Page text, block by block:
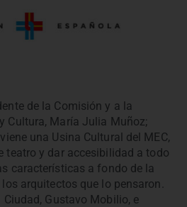
de la Comisión y a la
Cultura, María Julia Muñoz;
una Usina Cultural del MEC,
teatro y dar accesibilidad a todo
características a fondo de la
arquitectos que lo pensaron.
Gustavo Mobilio, e